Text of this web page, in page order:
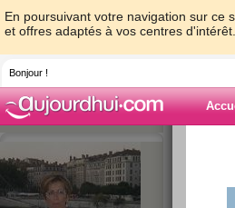
En poursuivant votre navigation sur ce
et offres adaptés à vos centres d'intérêt.
Bonjour !